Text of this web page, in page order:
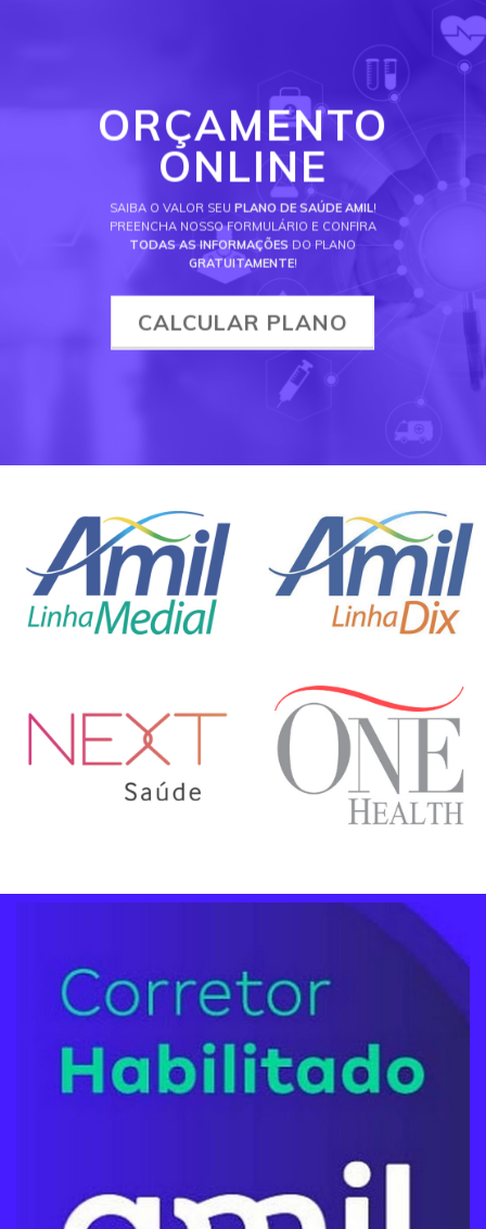
ORÇAMENTO
ONLINE
SAIBA O VALOR SEU PLANO DE SAÚDE AMIL!
PREENCHA NOSSO FORMULÁRIO E CONFIRA
TODAS AS INFORMAÇÕES DO PLANO
GRATUITAMENTE!
CALCULAR PLANO